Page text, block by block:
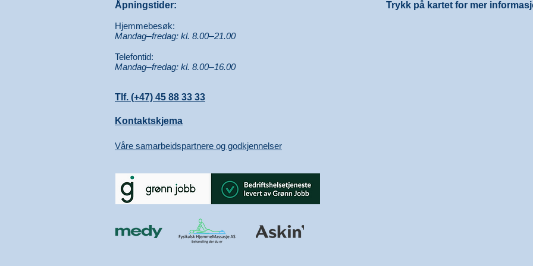
Åpningstider:
Hjemmebesøk:
Mandag–fredag: kl. 8.00–21.00
Telefontid:
Mandag–fredag: kl. 8.00–16.00
Tlf. (+47) 45 88 33 33
Kontaktskjema
Våre samarbeidspartnere og godkjennelser
Trykk på kartet for mer